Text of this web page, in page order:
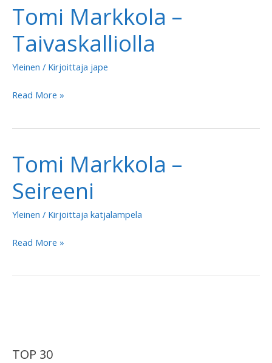
rakkaimpain
Tomi Markkola –
Taivaskalliolla
Yleinen / Kirjoittaja jape
Tomi
–
Read More »
Tomi Markkola –
Seireeni
Yleinen / Kirjoittaja katjalampela
Tomi
–
Read More »
TOP 30